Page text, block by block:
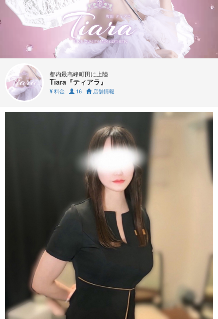
都内最高峰町田に上陸
Tiara『ティアラ』
¥ 料金 16 店舗情報